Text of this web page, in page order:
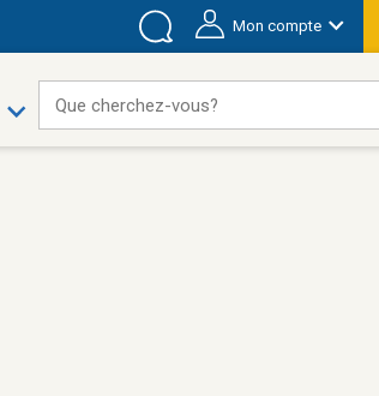
Mon compte
Que cherchez-vous?